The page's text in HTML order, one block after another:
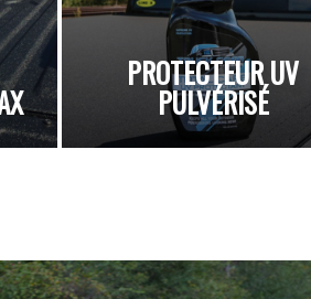
PROTECTEUR UV
PULVÉRISÉ